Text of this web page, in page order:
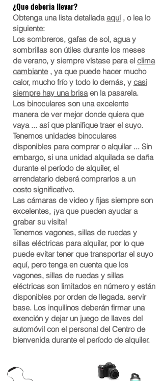
¿Que deberia llevar?
Obtenga una lista detalladaaquí, o lea lo
siguiente:
Los sombreros, gafas de sol, agua y
sombrillas son útiles durante los meses
de verano, y siempre vístase para el clima
cambiante, ya que puede hacer mucho
calor, mucho frío y todo lo demás, y casi
siempre hay una brisaen la pasarela.
Los binoculares son una excelente
manera de ver mejor donde quiera que
vaya ... así que planifique traer el suyo.
Tenemos unidades binoculares
disponibles para comprar o alquilar ... Sin
embargo, si una unidad alquilada se daña
durante el período de alquiler, el
arrendatario deberá comprarlos a un
costo significativo.
Las cámaras de video y fijas siempre son
excelentes, ¡ya que pueden ayudar a
grabar su visita!
Tenemos vagones, sillas de ruedas y
sillas eléctricas para alquilar, por lo que
puede evitar tener que transportar el suyo
aquí, pero tenga en cuenta que los
vagones, sillas de ruedas y sillas
eléctricas son limitados en número y están
disponibles por orden de llegada. servir
base. Los inquilinos deberán firmar una
exención y dejar un juego de llaves del
automóvil con el personal del Centro de
bienvenida durante el período de alquiler.